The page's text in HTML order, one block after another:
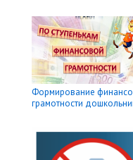
Формирование
грамотности